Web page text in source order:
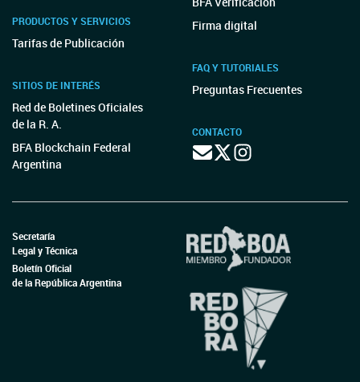
PRODUCTOS Y SERVICIOS
Tarifas de Publicación
SITIOS DE INTERÉS
Red de Boletines Oficiales
de la R. A.
BFA Blockchain Federal
Argentina
Firma digital
FAQ Y TUTORIALES
Preguntas Frecuentes
CONTACTO
Secretaría
Legal y Técnica
Boletín Oficial
de la República Argentina